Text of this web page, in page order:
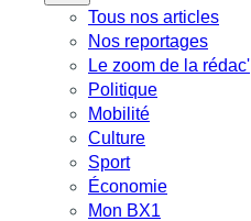
Tous nos articles
Nos reportages
Le zoom de la rédac'
Politique
Mobilité
Culture
Sport
Économie
Mon BX1